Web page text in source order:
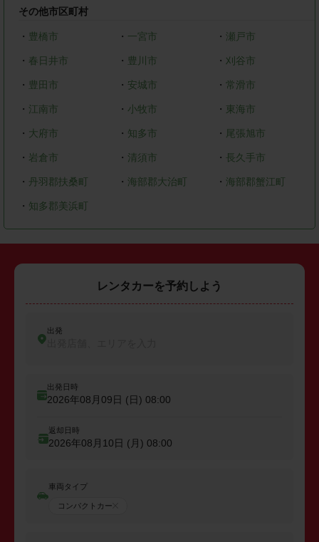
その他市区町村
・ 豊橋市 ・ 一宮市 ・瀬戸市
・ 春日井市 ・ 豊川市 ・ 刈谷市
・ 豊田市 ・ 安城市 ・ 常滑市
・ 江南市 ・ 小牧市 ・ 東海市
・ 大府市 ・ 知多市 ・ 尾張旭市
・ 岩倉市 ・ 清須市 ・ 長久手市
・ 丹羽郡扶桑町 ・ 海部郡大治町 ・ 海部郡蟹江町
・ 知多郡美浜町
レンタカーを予約しよう
出発
出発日時
2026年08月09日 (日) 08:00
返却日時
2026年08月10日 (月) 08:00
車両タイプ
コンパクトカー